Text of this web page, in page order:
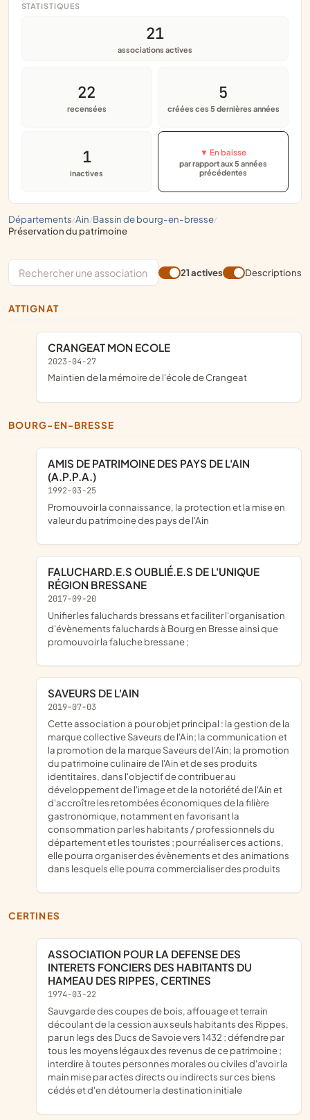
départements/ ain/ bassin de bourg-en-bresse/
préservation du patrimoine
STATISTIQUES
21
associations actives
22
recensées
5
créées ces 5 dernières années
1
inactives
▼ En baisse
par rapport aux 5 années
précédentes
21 actives Descriptions
ATTIGNAT
CRANGEAT MON ECOLE
2023-04-27
maintien de la mémoire de l'école de Crangeat
BOURG-EN-BRESSE
AMIS DE PATRIMOINE DES PAYS DE L'AIN
(A.P.P.A.)
1992-03-25
promouvoir la connaissance, la protection et la mise en
valeur du patrimoine des pays de l'Ain
FALUCHARD.E.S OUBLIÉ.E.S DE L'UNIQUE
RÉGION BRESSANE
2017-09-20
unifier les faluchards bressans et faciliter l'organisation
d'évènements faluchards à Bourg en Bresse ainsi que
promouvoir la faluche bressane ;
SAVEURS DE L'AIN
2019-07-03
cette association a pour objet principal : la gestion de la
marque collective Saveurs de l'Ain; la communication et
la promotion de la marque Saveurs de l'Ain; la promotion
du patrimoine culinaire de l'Ain et de ses produits
identitaires, dans l'objectif de contribuer au
développement de l'image et de la notoriété de l'Ain et
d'accroître les retombées économiques de la filière
gastronomique, notamment en favorisant la
consommation par les habitants / professionnels du
département et les touristes ; pour réaliser ces actions,
elle pourra organiser des évènements et des animations
dans lesquels elle pourra commercialiser des produits
CERTINES
ASSOCIATION POUR LA DEFENSE DES
INTERETS FONCIERS DES HABITANTS DU
HAMEAU DES RIPPES, CERTINES
1974-03-22
sauvgarde des coupes de bois, affouage et terrain
découlant de la cession aux seuls habitants des Rippes,
par un legs des Ducs de Savoie vers 1432 ; défendre par
tous les moyens légaux des revenus de ce patrimoine ;
interdire à toutes personnes morales ou civiles d'avoir la
main mise par actes directs ou indirects sur ces biens
cédés et d'en détourner la destination initiale